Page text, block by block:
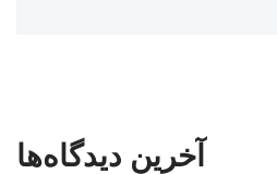
آخرین دیدگاه‌ها